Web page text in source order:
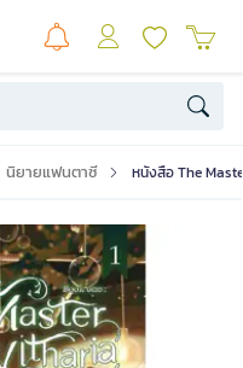
นิยายแฟนตาซี หนังสือ The